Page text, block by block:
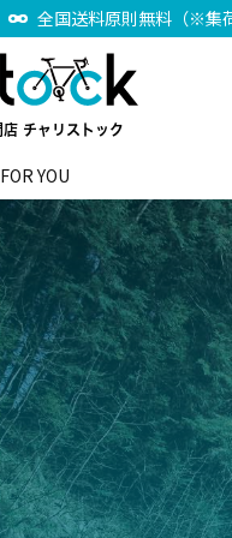
全国送料原則無料（※集
FOR YOU